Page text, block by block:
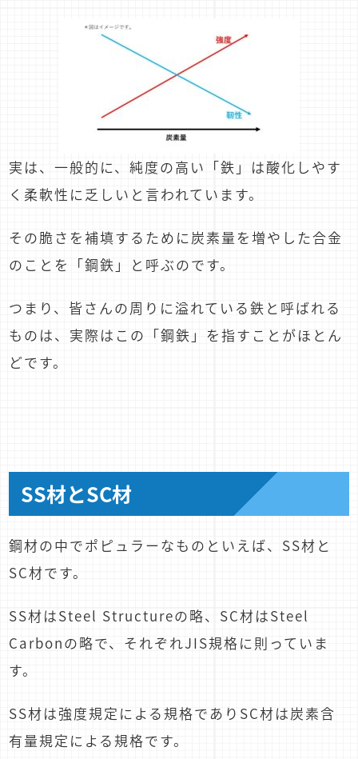
実は、一般的に、純度の高い「鉄」は酸化しやす
く柔軟性に乏しいと言われています。
その脆さを補填するために炭素量を増やした合金
のことを「鋼鉄」と呼ぶのです。
つまり、皆さんの周りに溢れている鉄と呼ばれる
ものは、実際はこの「鋼鉄」を指すことがほとん
どです。
SS材とSC材
鋼材の中でポピュラーなものといえば、SS材と
SC材です。
SS材はSteel Structureの略、SC材はSteel
Carbonの略で、それぞれJIS規格に則っていま
す。
SS材は強度規定による規格でありSC材は炭素含
有量規定による規格です。